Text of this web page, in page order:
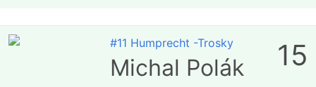
#11 Humprecht -Trosky
Michal Polák
15